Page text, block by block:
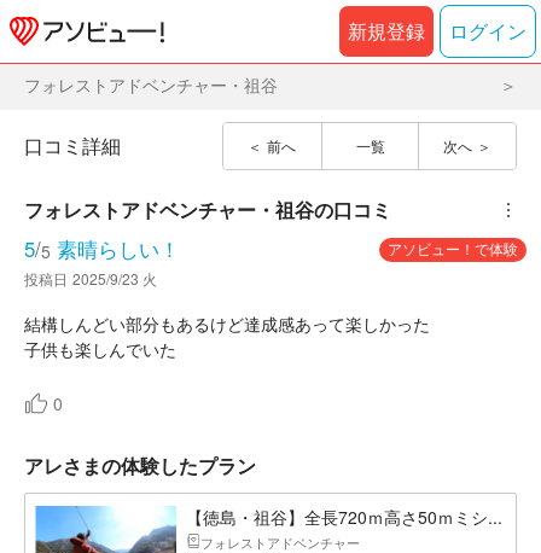
新規登録 ログイン
フォレストアドベンチャー・祖谷
前へ 一覧 次へ
口コミ詳細
フォレストアドベンチャー・祖谷の口コミ ︙
5/5 素晴らしい！
アソビュー！で体験
投稿日 2025/9/23 火
結構しんどい部分もあるけど達成感あって楽しかった
子供も楽しんでいた
0
アレさまの体験したプラン
【徳島・祖谷】全長720ｍ高さ50ｍミシ...
フォレストアドベンチャー